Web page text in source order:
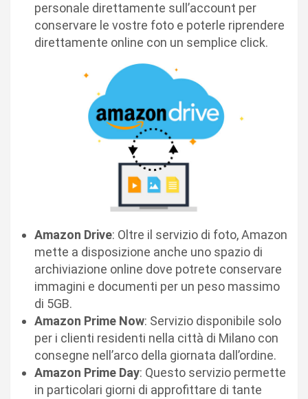
personale direttamente sull’account per
conservare le vostre foto e poterle riprendere
direttamente online con un semplice click.
Amazon Drive: Oltre il servizio di foto, Amazon
mette a disposizione anche uno spazio di
archiviazione online dove potrete conservare
immagini e documenti per un peso massimo
di 5GB.
Amazon Prime Now: Servizio disponibile solo
per i clienti residenti nella città di Milano con
consegne nell’arco della giornata dall’ordine.
Amazon Prime Day: Questo servizio permette
in particolari giorni di approfittare di tante